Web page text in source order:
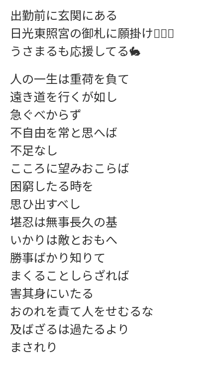
ワークショップ
インフォメーション
出勤前に玄関にある
日光東照宮の御札に願掛け🙇🏻‍♂️
うさまるも応援してる🐇
人の一生は重荷を負て
遠き道を行くが如し
急ぐべからず
不自由を常と思へば
不足なし
こころに望みおこらば
困窮したる時を
思ひ出すべし
堪忍は無事長久の基
いかりは敵とおもへ
勝事ばかり知りて
まくることしらざれば
害其身にいたる
おのれを責て人をせむるな
及ばざるは過たるより
まされり